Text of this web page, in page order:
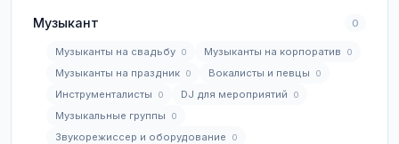
Музыкант 0
Музыканты на свадьбу 0 Музыканты на корпоратив 0
Музыканты на праздник 0 Вокалисты и певцы 0
Инструменталисты 0 DJ для мероприятий 0
Музыкальные группы 0
Звукорежиссер и оборудование 0